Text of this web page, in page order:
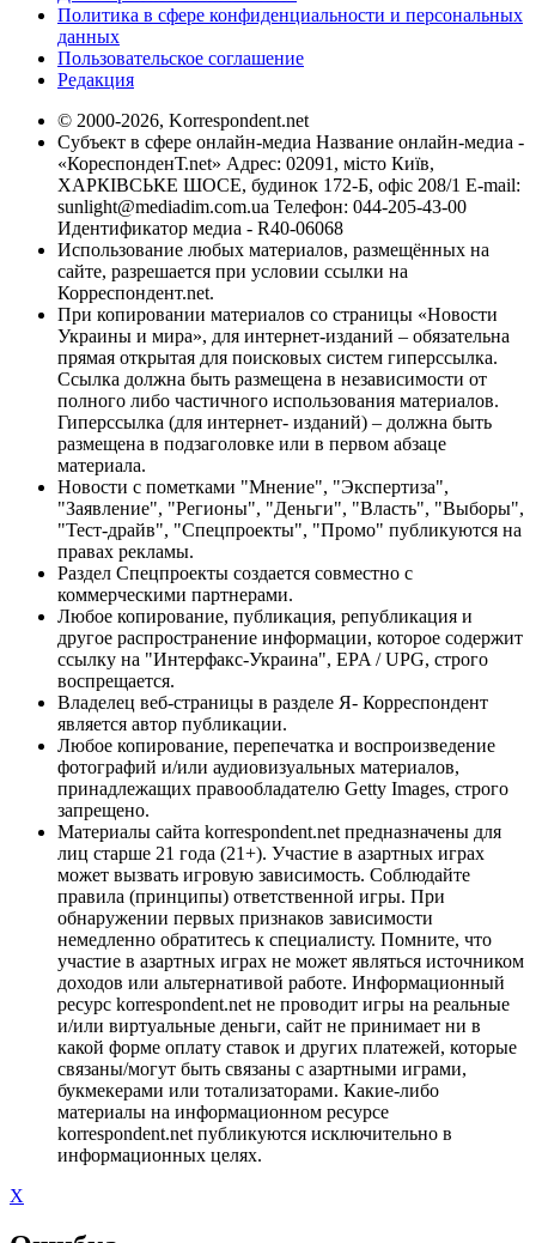
Политика в сфере конфиденциальности и персональных
данных
Пользовательское соглашение
Редакция
© 2000-2026, Korrespondent.net
Субъект в сфере онлайн-медиа Название онлайн-медиа -
«КореспонденТ.net» Адрес: 02091, місто Київ,
ХАРКІВСЬКЕ ШОСЕ, будинок 172-Б, офіс 208/1 E-mail:
sunlight@mediadim.com.ua Телефон: 044-205-43-00
Идентификатор медиа - R40-06068
Использование любых материалов, размещённых на
сайте, разрешается при условии ссылки на
Корреспондент.net.
При копировании материалов со страницы «Новости
Украины и мира», для интернет-изданий – обязательна
прямая открытая для поисковых систем гиперссылка.
Ссылка должна быть размещена в независимости от
полного либо частичного использования материалов.
Гиперссылка (для интернет- изданий) – должна быть
размещена в подзаголовке или в первом абзаце
материала.
Новости с пометками "Мнение", "Экспертиза",
"Заявление", "Регионы", "Деньги", "Власть", "Выборы",
"Тест-драйв", "Спецпроекты", "Промо" публикуются на
правах рекламы.
Раздел Спецпроекты создается совместно с
коммерческими партнерами.
Любое копирование, публикация, републикация и
другое распространение информации, которое содержит
ссылку на "Интерфакс-Украина", EPA / UPG, строго
воспрещается.
Владелец веб-страницы в разделе Я- Корреспондент
является автор публикации.
Любое копирование, перепечатка и воспроизведение
фотографий и/или аудиовизуальных материалов,
принадлежащих правообладателю Getty Images, строго
запрещено.
Материалы сайта korrespondent.net предназначены для
лиц старше 21 года (21+). Участие в азартных играх
может вызвать игровую зависимость. Соблюдайте
правила (принципы) ответственной игры. При
обнаружении первых признаков зависимости
немедленно обратитесь к специалисту. Помните, что
участие в азартных играх не может являться источником
доходов или альтернативой работе. Информационный
ресурс korrespondent.net не проводит игры на реальные
и/или виртуальные деньги, сайт не принимает ни в
какой форме оплату ставок и других платежей, которые
связаны/могут быть связаны с азартными играми,
букмекерами или тотализаторами. Какие-либо
материалы на информационном ресурсе
korrespondent.net публикуются исключительно в
информационных целях.
X